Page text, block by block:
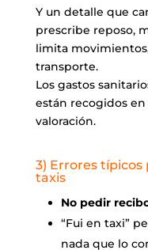
Y un detalle que
prescribe reposo,
limita
transporte.
Los gastos
están recogidos
valoración.
3) Errores
taxis
No pedir
“Fui en taxi”
nada que lo